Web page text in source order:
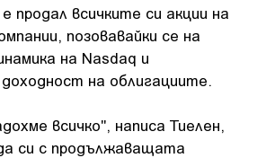
продал всичките си акции на
позовавайки се на
на Nasdaq и
на облигациите.
всичко", написа Тиелен,
си с продължаващата